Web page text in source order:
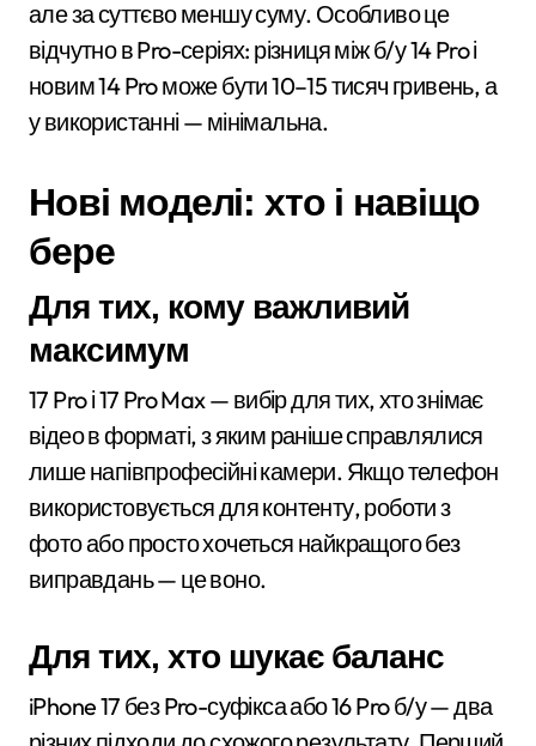
але за суттєво меншу суму. Особливо це
відчутно в Pro-серіях: різниця між б/у 14 Pro і
новим 14 Pro може бути 10–15 тисяч гривень, а
у використанні — мінімальна.
Нові моделі: хто і навіщо
бере
Для тих, кому важливий
максимум
17 Pro і 17 Pro Max — вибір для тих, хто знімає
відео в форматі, з яким раніше справлялися
лише напівпрофесійні камери. Якщо телефон
використовується для контенту, роботи з
фото або просто хочеться найкращого без
виправдань — це воно.
Для тих, хто шукає баланс
iPhone 17 без Pro-суфікса або 16 Pro б/у — два